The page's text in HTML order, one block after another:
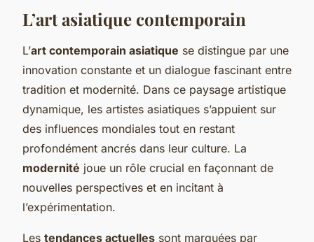
L’art asiatique contemporain
L’art contemporain asiatique se distingue par une
innovation constante et un dialogue fascinant entre
tradition et modernité. Dans ce paysage artistique
dynamique, les artistes asiatiques s’appuient sur
des influences mondiales tout en restant
profondément ancrés dans leur culture. La
modernité joue un rôle crucial en façonnant de
nouvelles perspectives et en incitant à
l’expérimentation.
Les tendances actuelles sont marquées par